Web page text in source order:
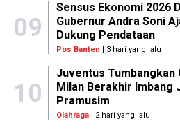
09
Sensus Ekonomi 2026
Gubernur Andra Soni
Dukung Pendataan
Pos Banten | 3 hari yang lalu
10
Juventus Tumbangkan
Milan Berakhir Imbang
Pramusim
Olahraga | 2 hari yang lalu